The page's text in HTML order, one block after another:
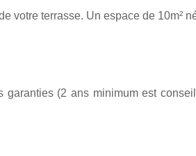
votre terrasse. Un espace de 10m²
(2 ans minimum est